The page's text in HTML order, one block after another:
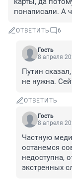
понаписали. А
ОТВЕТИТЬ 6
Гость
8 апреля
Путин
не нужна.
ОТВЕТИТЬ
Гость
8 апреля
Частную
останемся
недоступна,
экстренных